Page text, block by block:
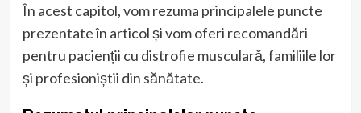
În acest capitol, vom rezuma principalele puncte
prezentate în articol și vom oferi recomandări
pentru pacienții cu distrofie musculară, familiile lor
și profesioniștii din sănătate.